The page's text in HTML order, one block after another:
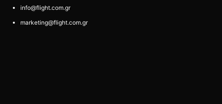
info@flight.com.gr
marketing@flight.com.gr